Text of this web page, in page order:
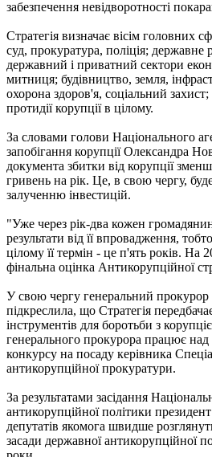
забезпечення невідворотності
Стратегія визначає вісім головних
суд, прокуратура, поліція; державне
державний і приватний сектори
митниця; будівництво, земля,
охорона здоров'я, соціальний захист;
протидії корупції в цілому.
За словами голови Національного
запобігання корупції Олександра
документа збитки від корупції
гривень на рік. Це, в свою чергу,
залученню інвестицій.
"Уже через рік-два кожен
результати від її впровадження,
цілому її термін - це п'ять років. На
фінальна оцінка Антикорупційної
У свою чергу генеральний прокурор
підкреслила, що Стратегія
інструментів для боротьби з
генерального прокурора працює
конкурсу на посаду керівника
антикорупційної прокуратури.
За результатами засідання
антикорупційної політики
депутатів якомога швидше
засади державної антикорупційної